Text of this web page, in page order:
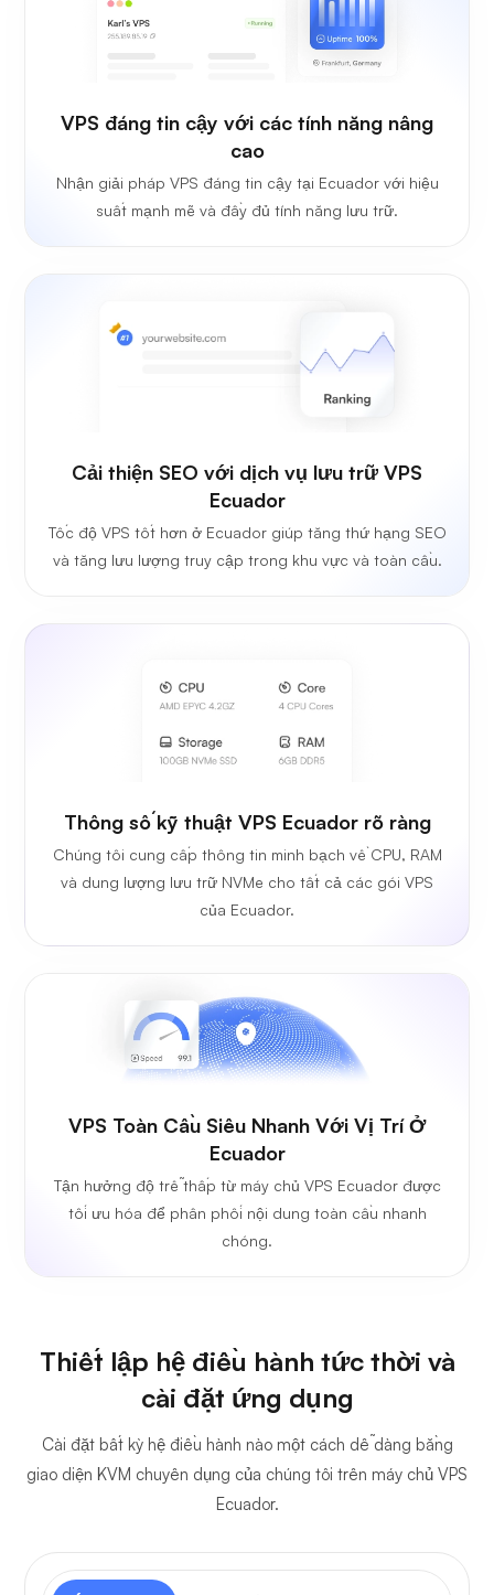
VPS đáng tin cậy với các tính năng nâng
cao
Nhận giải pháp VPS đáng tin cậy tại Ecuador với hiệu
suất mạnh mẽ và đầy đủ tính năng lưu trữ.
Cải thiện SEO với dịch vụ lưu trữ VPS
Ecuador
Tốc độ VPS tốt hơn ở Ecuador giúp tăng thứ hạng SEO
và tăng lưu lượng truy cập trong khu vực và toàn cầu.
Thông số kỹ thuật VPS Ecuador rõ ràng
Chúng tôi cung cấp thông tin minh bạch về CPU, RAM
và dung lượng lưu trữ NVMe cho tất cả các gói VPS
của Ecuador.
VPS Toàn Cầu Siêu Nhanh Với Vị Trí Ở
Ecuador
Tận hưởng độ trễ thấp từ máy chủ VPS Ecuador được
tối ưu hóa để phân phối nội dung toàn cầu nhanh
chóng.
Thiết lập hệ điều hành tức thời và
cài đặt ứng dụng
Cài đặt bất kỳ hệ điều hành nào một cách dễ dàng bằng
giao diện KVM chuyên dụng của chúng tôi trên máy chủ VPS
Ecuador.